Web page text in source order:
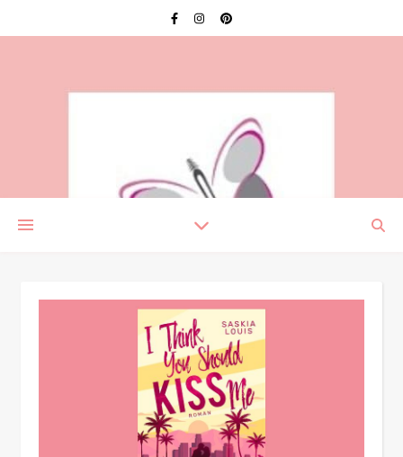
Familienblog, Kinder, Bücher, Fashion und das Leben